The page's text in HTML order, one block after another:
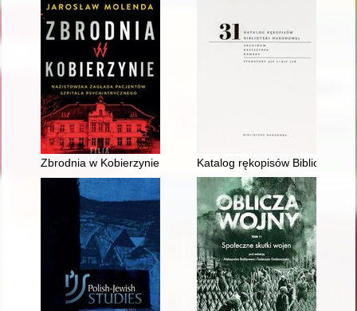
Zbrodnia w Kobierzynie Katalog rękopisów Biblioteki